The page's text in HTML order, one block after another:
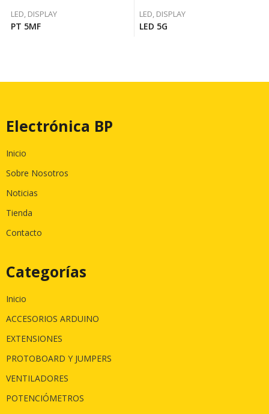
LED, DISPLAY
PT 5MF
LED, DISPLAY
LED 5G
Electrónica BP
Inicio
Sobre Nosotros
Noticias
Tienda
Contacto
Categorías
Inicio
ACCESORIOS ARDUINO
EXTENSIONES
PROTOBOARD Y JUMPERS
VENTILADORES
POTENCIÓMETROS